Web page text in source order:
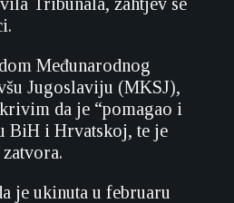
Međunarodnog
Jugoslaviju (MKSJ),
da je “pomagao i
BiH i Hrvatskoj, te je
je ukinuta u februaru